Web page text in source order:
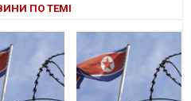
ПО ТЕМІ